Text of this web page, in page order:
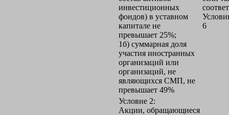
инвестиционных
фондов) в уставном
капитале не
превышает 25%;
1б) суммарная доля
участия иностранных
организаций или
организаций, не
являющихся СМП, не
превышает 49%
6
Условие 2:
Акции, обращающиеся